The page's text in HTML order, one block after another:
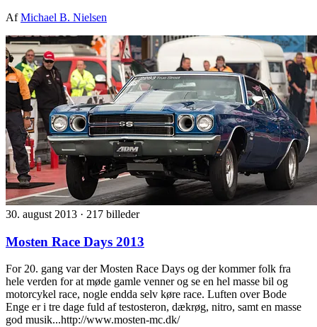
AfMichael B. Nielsen
30. august 2013 · 217 billeder
Mosten Race Days 2013
For 20. gang var der Mosten Race Days og der kommer folk fra
hele verden for at møde gamle venner og se en hel masse bil og
motorcykel race, nogle endda selv køre race. Luften over Bode
Enge er i tre dage fuld af testosteron, dækrøg, nitro, samt en masse
god musik...http://www.mosten-mc.dk/